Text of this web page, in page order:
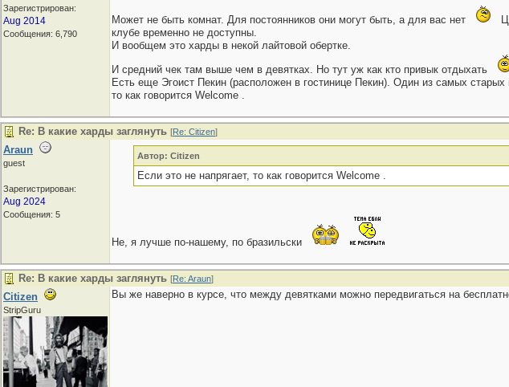
Зарегистрирован:
Aug 2014
Сообщения: 6,790
Может не быть комнат. Для постоянников они могут быть, а для вас нет
клубе временно не доступны.
И вообщем это харды в некой лайтовой обертке.
И средний чек там выше чем в девятках. Но тут уж как кто привык отдыхать
Есть еще Эгоист Пекин (расположен в гостинице Пекин). Один из самых
то как говорится Welcome .
Re: В какие харды заглянуть [Re: Citizen]
Araun
guest
Зарегистрирован:
Aug 2024
Сообщения: 5
Автор: Citizen
Если это не напрягает, то как говорится Welcome .
Не, я лучше по-нашему, по бразильски
Re: В какие харды заглянуть [Re: Araun]
Citizen
StripGuru
Вы же наверно в курсе, что между девятками можно передвигаться на